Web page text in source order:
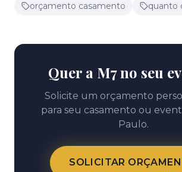
orçamento casamento
quanto
Quer a M7 no seu
Solicite um orçamento
para seu casamento ou
Paulo.
SOLICITAR